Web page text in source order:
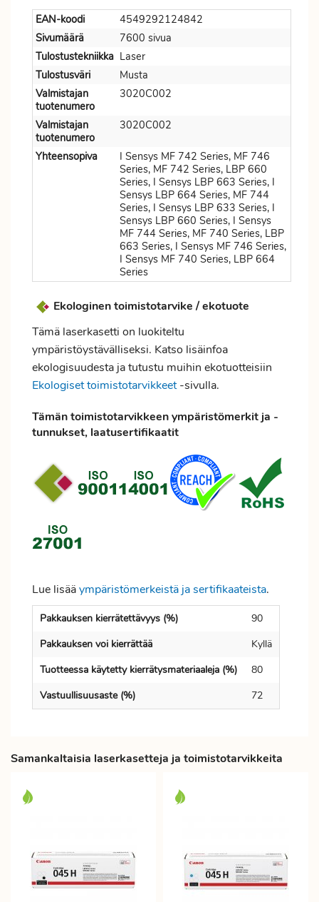
EAN-koodi
4549292124842
Sivumäärä
7600 sivua
Tulostustekniikka Laser
Tulostusväri
Musta
Valmistajan
tuotenumero
3020C002
Valmistajan
tuotenumero
3020C002
Yhteensopiva
I Sensys MF 742 Series, MF 746
Series, MF 742 Series, LBP 660
Series, I Sensys LBP 663 Series, I
Sensys LBP 664 Series, MF 744
Series, I Sensys LBP 633 Series, I
Sensys LBP 660 Series, I Sensys
MF 744 Series, MF 740 Series, LBP
663 Series, I Sensys MF 746 Series,
I Sensys MF 740 Series, LBP 664
Series
Ekologinen toimistotarvike / ekotuote
Tämä laserkasetti on luokiteltu
ympäristöystävälliseksi. Katso lisäinfoa
ekologisuudesta ja tutustu muihin ekotuotteisiin
Ekologiset toimistotarvikkeet-sivulla.
Tämän toimistotarvikkeen ympäristömerkit ja -
tunnukset, laatusertifikaatit
Lue lisääympäristömerkeistä ja sertifikaateista.
Pakkauksen kierrätettävyys (%)
90
Pakkauksen voi kierrättää
Kyllä
Tuotteessa käytetty kierrätysmateriaaleja (%)
80
Vastuullisuusaste (%)
72
Samankaltaisia laserkasetteja ja toimistotarvikkeita